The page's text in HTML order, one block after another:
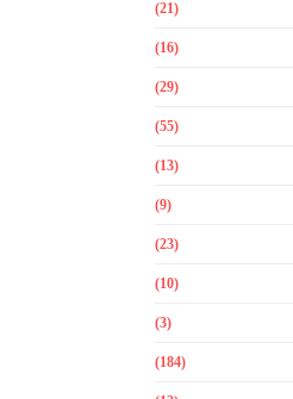
(21)
(16)
(29)
(55)
(13)
(9)
(23)
(10)
(3)
(184)